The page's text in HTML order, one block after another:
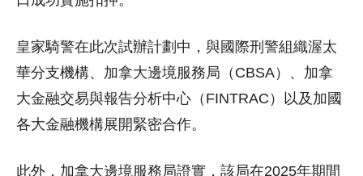
皇家騎警在此次試辦計劃中，與國際刑警組織渥太
華分支機構、加拿大邊境服務局（CBSA）、加拿
大金融交易與報告分析中心（FINTRAC）以及加國
各大金融機構展開緊密合作。
此外，加拿大邊境服務局證實，該局在2025年期間